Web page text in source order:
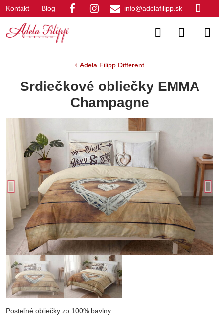
Kontakt Blog info@adelafilipp.sk
Adela Filipp Different
Srdiečkové obliečky EMMA
Champagne
Posteľné obliečky zo 100% bavlny.